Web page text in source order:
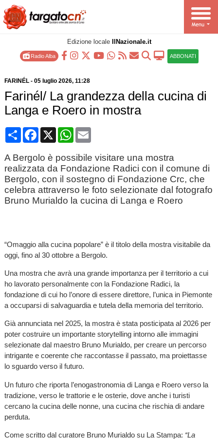
Edizione locale IlNazionale.it
Radio Alba ABBONATI
FARINÉL- 05 luglio 2026, 11:28
Farinél/ La grandezza della cucina di
Langa e Roero in mostra
CondividiFacebook
X WhatsApp
Email
A Bergolo è possibile visitare una mostra
realizzata da Fondazione Radici con il comune di
Bergolo, con il sostegno di Fondazione Crc, che
celebra attraverso le foto selezionate dal fotografo
Bruno Murialdo la cucina di Langa e Roero
“Omaggio alla cucina popolare” è il titolo della mostra visitabile da
oggi, fino al 30 ottobre a Bergolo.
Una mostra che avrà una grande importanza per il territorio a cui
ho lavorato personalmente con la Fondazione Radici, la
fondazione di cui ho l’onore di essere direttore, l’unica in Piemonte
a occuparsi di salvaguardia e tutela della memoria del territorio.
Già annunciata nel 2025, la mostra è stata posticipata al 2026 per
poter costruire un importante storytelling intorno alle immagini
selezionate dal maestro Bruno Murialdo, per creare un percorso
intrigante e coerente che raccontasse il passato, ma proiettasse
lo sguardo verso il futuro.
Un futuro che riporta l’enogastronomia di Langa e Roero verso la
tradizione, verso le trattorie e le osterie, dove anche i turisti
cercano la cucina delle nonne, una cucina che rischia di andare
perduta.
Come scritto dal curatore Bruno Murialdo su La Stampa: “La